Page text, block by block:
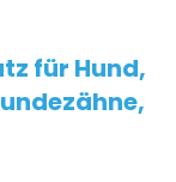
für Hund,